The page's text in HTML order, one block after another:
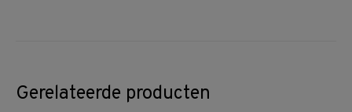
Gerelateerde producten